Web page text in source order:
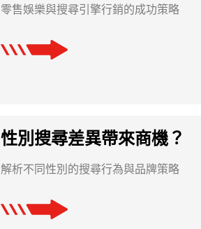
零售娛樂與搜尋引擎行銷的成功策略
性別搜尋差異帶來商機？
解析不同性別的搜尋行為與品牌策略